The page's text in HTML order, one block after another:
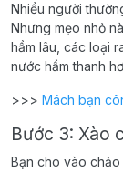
Nhiều người
Nhưng mẹo nhỏ
hầm lâu, các loại
nước hầm thanh
>>> Mách bạn
Bước 3: Xào
Bạn cho vào chảo